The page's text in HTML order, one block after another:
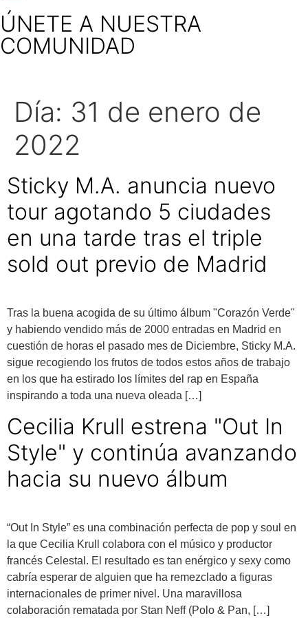
ÚNETE A NUESTRA
COMUNIDAD
Día: 31 de enero de
2022
Sticky M.A. anuncia nuevo
tour agotando 5 ciudades
en una tarde tras el triple
sold out previo de Madrid
Tras la buena acogida de su último álbum "Corazón Verde"
y habiendo vendido más de 2000 entradas en Madrid en
cuestión de horas el pasado mes de Diciembre, Sticky M.A.
sigue recogiendo los frutos de todos estos años de trabajo
en los que ha estirado los límites del rap en España
inspirando a toda una nueva oleada […]
Cecilia Krull estrena "Out In
Style" y continúa avanzando
hacia su nuevo álbum
“Out In Style” es una combinación perfecta de pop y soul en
la que Cecilia Krull colabora con el músico y productor
francés Celestal. El resultado es tan enérgico y sexy como
cabría esperar de alguien que ha remezclado a figuras
internacionales de primer nivel. Una maravillosa
colaboración rematada por Stan Neff (Polo & Pan, […]